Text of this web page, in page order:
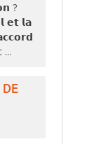
?
𝗲𝘁 𝗹𝗮
…
DE